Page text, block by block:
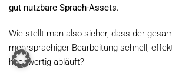
gut nutzbare Sprach-Assets.
Wie stellt man also sicher, dass der
mehrsprachiger Bearbeitung schnell,
hochwertig abläuft?